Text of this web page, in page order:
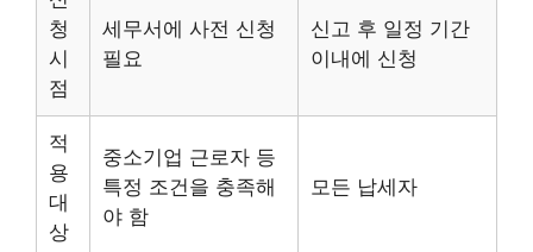
청
시
점
세무서에 사전 신청
필요
신고 후 일정 기간
이내에 신청
적
용
대
상
중소기업 근로자 등
특정 조건을 충족해
야 함
모든 납세자